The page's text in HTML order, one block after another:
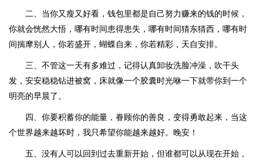
二、当你又瘦又好看，钱包里都是自己努力赚来的钱的时候，
你就会恍然大悟，哪有时间患得患失，哪有时间猜东猜西，哪有时
间揣摩别人，你若盛开，蝴蝶自来，你若精彩，天自安排。
三、不管这一天有多难过，记得认真卸妆洗脸冲澡，吹干头
发，安安稳稳钻进被窝，床就像一个胶囊时光咻一下就带你到一个
明亮的早晨了。
四、你要积蓄你的能量，眷顾你的善良，变得勇敢起来，当这
个世界越来越坏时，我只希望你能越来越好。晚安！
五、没有人可以回到过去重新开始，但谁都可以从现在开始，